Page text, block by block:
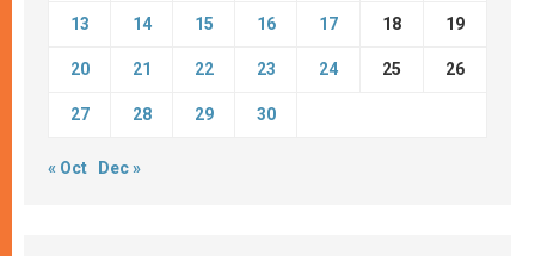
13 14 15 16 17 18 19
20 21 22 23 24 25 26
27 28 29 30
« Oct Dec »